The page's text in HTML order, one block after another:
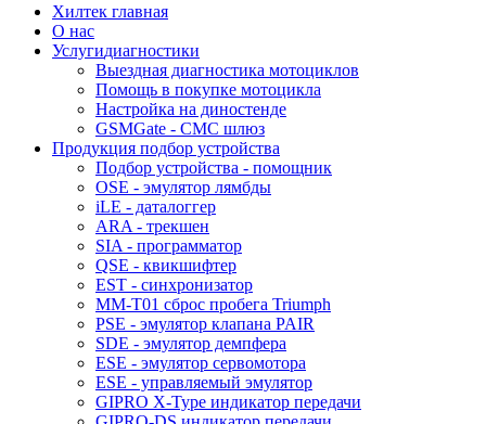
Хилтек главная
О нас
Услугидиагностики
Выездная диагностика мотоциклов
Помощь в покупке мотоцикла
Настройка на диностенде
GSMGate - СМС шлюз
Продукция подбор устройства
Подбор устройства - помощник
OSE - эмулятор лямбды
iLE - даталоггер
ARA - трекшен
SIA - программатор
QSE - квикшифтер
EST - синхронизатор
MM-T01 сброс пробега Triumph
PSE - эмулятор клапана PAIR
SDE - эмулятор демпфера
ESE - эмулятор сервомотора
ESE - управляемый эмулятор
GIPRO X-Type индикатор передачи